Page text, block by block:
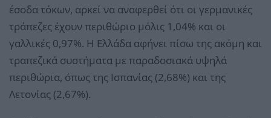
έσοδα τόκων, αρκεί να αναφερθεί ότι οι γερμανικές
τράπεζες έχουν περιθώριο μόλις 1,04% και οι
γαλλικές 0,97%. Η Ελλάδα αφήνει πίσω της ακόμη και
τραπεζικά συστήματα με παραδοσιακά υψηλά
περιθώρια, όπως της Ισπανίας (2,68%) και της
Λετονίας (2,67%).